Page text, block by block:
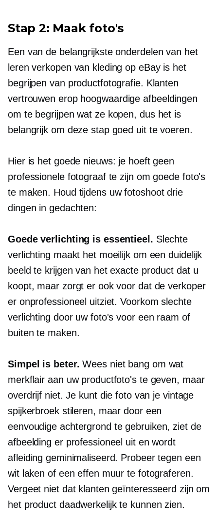
Stap 2: Maak foto's
Een van de belangrijkste onderdelen van het
leren verkopen van kleding op eBay is het
begrijpen van productfotografie. Klanten
vertrouwen erop hoogwaardige afbeeldingen
om te begrijpen wat ze kopen, dus het is
belangrijk om deze stap goed uit te voeren.
Hier is het goede nieuws: je hoeft geen
professionele fotograaf te zijn om goede foto's
te maken. Houd tijdens uw fotoshoot drie
dingen in gedachten:
Goede verlichting is essentieel. Slechte
verlichting maakt het moeilijk om een ​​duidelijk
beeld te krijgen van het exacte product dat u
koopt, maar zorgt er ook voor dat de verkoper
er onprofessioneel uitziet. Voorkom slechte
verlichting door uw foto's voor een raam of
buiten te maken.
Simpel is beter. Wees niet bang om wat
merkflair aan uw productfoto's te geven, maar
overdrijf niet. Je kunt die foto van je vintage
spijkerbroek stileren, maar door een
eenvoudige achtergrond te gebruiken, ziet de
afbeelding er professioneel uit en wordt
afleiding geminimaliseerd. Probeer tegen een
wit laken of een effen muur te fotograferen.
Vergeet niet dat klanten geïnteresseerd zijn om
het product daadwerkelijk te kunnen zien.